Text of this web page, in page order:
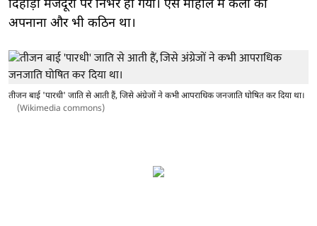
दिहाड़ी मजदूरी पर निर्भर हो गया। ऐसे माहौल में कला को
अपनाना और भी कठिन था।
तीजन बाई 'पारधी' जाति से आती हैं, जिसे अंग्रेजों ने कभी आपराधिक जनजाति घोषित कर दिया था।
(Wikimedia commons)